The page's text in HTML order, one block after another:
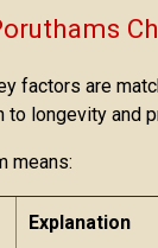
factors are
longevity and
means:
Explanation